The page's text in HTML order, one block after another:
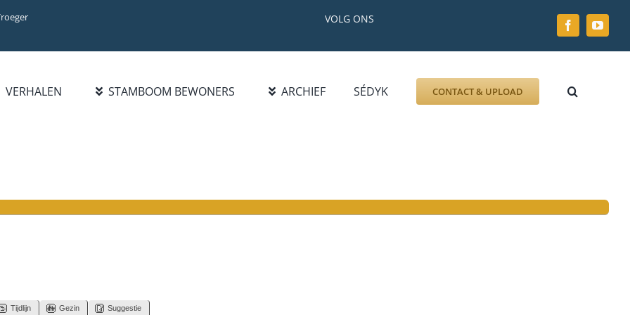
VOLG ONS
VERHALEN STAMBOOM BEWONERS ARCHIEF SÉDYK CONTACT & UPLOAD
Tijdlijn Gezin Suggestie